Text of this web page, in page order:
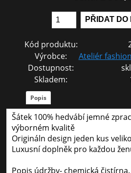
Kód produktu:
Výrobce:
Ateliér
Dostupnost:
Skladem:
Popis
Šátek 100% hedvábí jemné
výborném kvalitě
Origináln design jeden kus
Luxusní doplněk pro každou
Popis údržby- chemická čistírna.